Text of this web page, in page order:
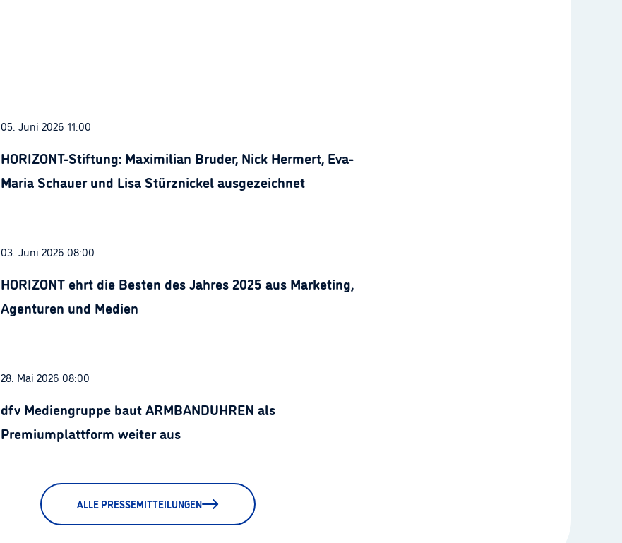
05. Juni 2026 11:00
HORIZONT-Stiftung: Maximilian Bruder, Nick Hermert, Eva-
Maria Schauer und Lisa Stürznickel ausgezeichnet
03. Juni 2026 08:00
HORIZONT ehrt die Besten des Jahres 2025 aus Marketing,
Agenturen und Medien
28. Mai 2026 08:00
dfv Mediengruppe baut ARMBANDUHREN als
Premiumplattform weiter aus
ALLE PRESSEMITTEILUNGEN